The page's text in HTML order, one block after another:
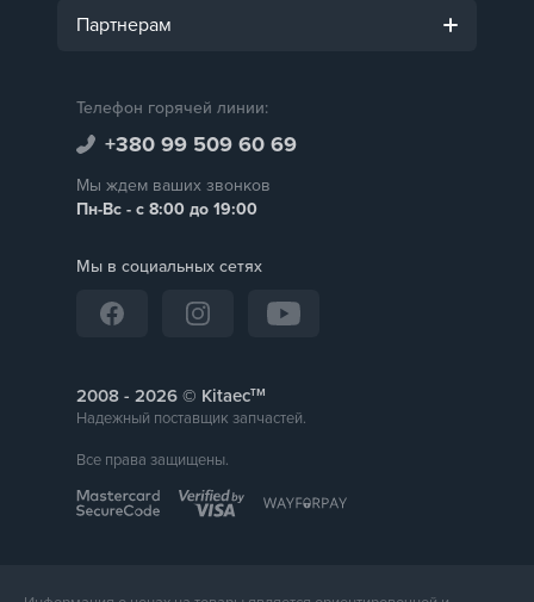
Партнерам
Телефон горячей линии:
+380 99 509 60 69
Мы ждем ваших звонков
Пн-Вс - с 8:00 до 19:00
Мы в социальных сетях
2008 - © Kitaecтм
Надежный поставщик запчастей.
Все права защищены.